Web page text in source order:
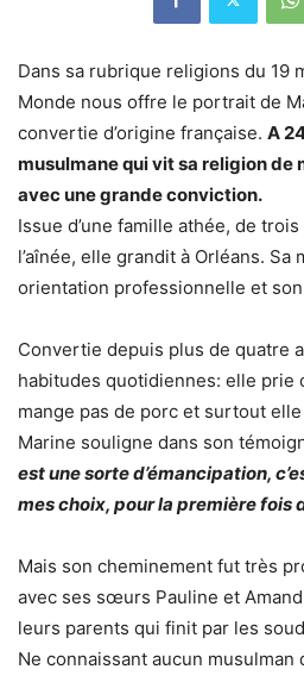
Dans sa rubrique religions du 19
Monde nous offre le portrait de
convertie d’origine française. A
musulmane qui vit sa religion de
avec une grande conviction.
Issue d’une famille athée, de
l’aînée, elle grandit à Orléans.
orientation professionnelle et
Convertie depuis plus de quatre
habitudes quotidiennes: elle prie
mange pas de porc et surtout
Marine souligne dans son
est une sorte d’émancipation,
mes choix, pour la première fois
Mais son cheminement fut très
avec ses sœurs Pauline et
leurs parents qui finit par les
Ne connaissant aucun